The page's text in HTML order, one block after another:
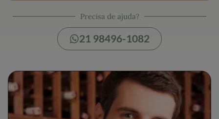
Precisa de ajuda?
21 98496-1082